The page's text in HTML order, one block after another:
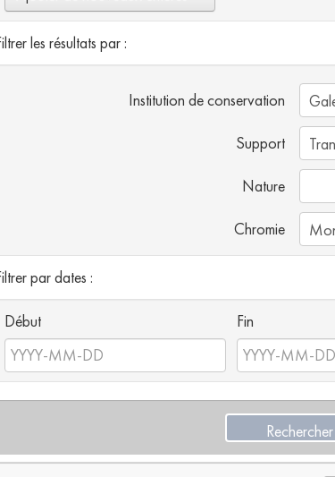
les résultats par :
Institution de conservation
Support
Nature
Chromie
par dates :
Début
Fin